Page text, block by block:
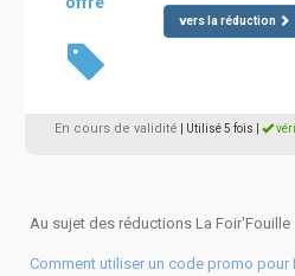
vers la réduction
En cours de validité | Utilisé 5 fois
Au sujet des réductions La Foir'Fouille
Comment utiliser un code promo pour